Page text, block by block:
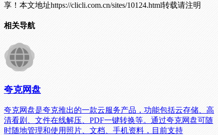
享！ 本文地址https://clicli.com.cn/sites/10124.html转载请注明
相关导航
夸克网盘
夸克网盘是夸克推出的一款云服务产品，功能包括云存储、高
清看剧、文件在线解压、PDF一键转换等。通过夸克网盘可随
时随地管理和使用照片、文档、手机资料，目前支持